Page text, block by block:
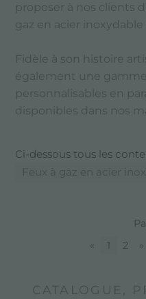
proposer à nos clients
gaz en acier
Fidèle à son histoire
également une
personnalisables en
disponibles dans nos
Ci-dessous tous les
Feux à gaz en acier
«
1 2 »
CATALOGUE,